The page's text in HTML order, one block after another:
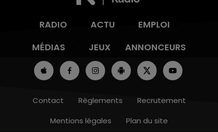
RADIO ACTU
EMPLOI
MÉDIAS
JEUX ANNONCEURS
Contact Règlements
Recrutement
Mentions légales
Plan du site